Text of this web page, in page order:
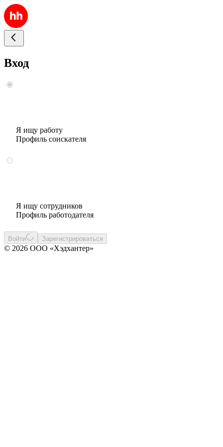
Вход
Я ищу работу
Профиль соискателя
Я ищу сотрудников
Профиль работодателя
Войти Зарегистрироваться
© 2026 ООО «Хэдхантер»